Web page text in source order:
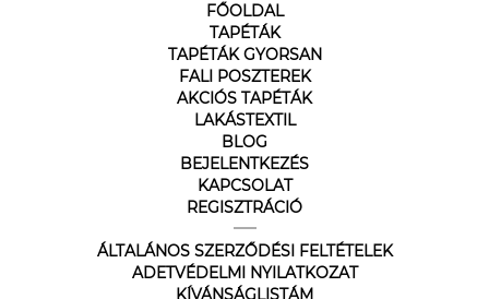
FŐOLDAL
TAPÉTÁK
TAPÉTÁK GYORSAN
FALI POSZTEREK
AKCIÓS TAPÉTÁK
LAKÁSTEXTIL
BLOG
BEJELENTKEZÉS
KAPCSOLAT
REGISZTRÁCIÓ
ÁLTALÁNOS SZERZŐDÉSI FELTÉTELEK
ADETVÉDELMI NYILATKOZAT
KÍVÁNSÁGLISTÁM